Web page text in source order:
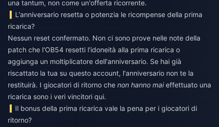
una tantum, non come un'offerta ricorrente.
L'anniversario resetta o potenzia le ricompense della prima
ricarica?
Nessun reset confermato. Non ci sono prove nelle note della
patch che l'OB54 resetti l'idoneità alla prima ricarica o
aggiunga un moltiplicatore dell'anniversario. Se hai già
riscattato la tua su questo account, l'anniversario non te la
restituirà. I giocatori di ritorno che non hanno maieffettuato una
ricarica sono i veri vincitori qui.
Il bonus della prima ricarica vale la pena per i giocatori di
ritorno?